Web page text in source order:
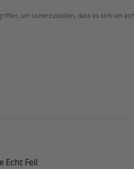
um sicherzustellen, dass es sich um
Echt Fell